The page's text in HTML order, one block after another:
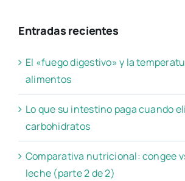
Entradas recientes
El «fuego digestivo» y la
alimentos
Lo que su intestino paga cuando
carbohidratos
Comparativa nutricional: congee
leche (parte 2 de 2)